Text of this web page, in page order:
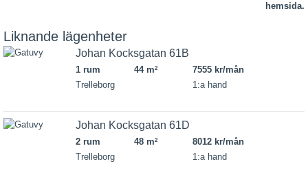
hemsida.
Liknande lägenheter
Johan Kocksgatan 61B
1 rum 44 m2
7555 kr/mån
Trelleborg
1:a hand
Johan Kocksgatan 61D
2 rum 48 m2
8012 kr/mån
Trelleborg
1:a hand